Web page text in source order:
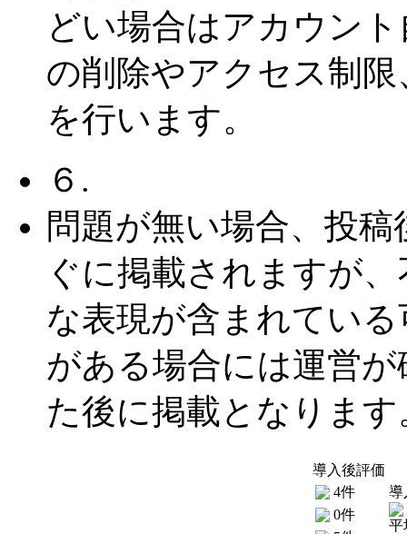
どい場合はアカウント
の削除やアクセス制限
を行います。
６.
問題が無い場合、投稿
ぐに掲載されますが
な表現が含まれている
がある場合には運営が
た後に掲載となります
導入後評価
4件
0件
導
平